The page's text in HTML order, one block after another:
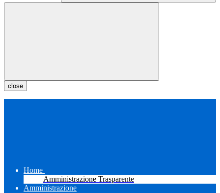
close
Home
Amministrazione Trasparente
Amministrazione